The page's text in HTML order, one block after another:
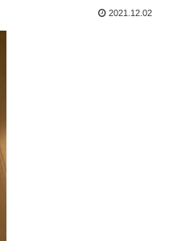
2021.12.02